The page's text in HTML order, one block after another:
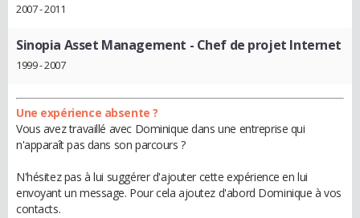
2007 - 2011
Sinopia Asset Management - Chef de projet Internet
1999 - 2007
Une expérience absente ?
Vous avez travaillé avec Dominique dans une entreprise qui
n'apparaît pas dans son parcours ?
N'hésitez pas à lui suggérer d'ajouter cette expérience en lui
envoyant un message. Pour cela ajoutez d'abord Dominique à vos
contacts.